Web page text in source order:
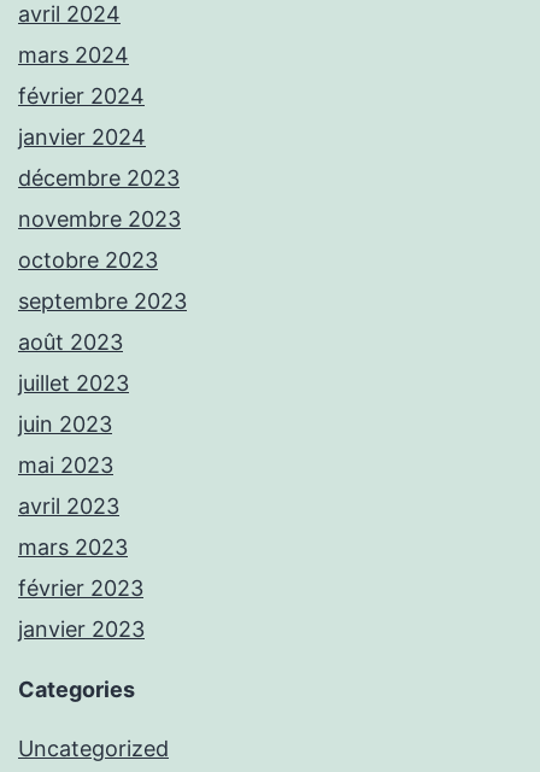
avril 2024
mars 2024
février 2024
janvier 2024
décembre 2023
novembre 2023
octobre 2023
septembre 2023
août 2023
juillet 2023
juin 2023
mai 2023
avril 2023
mars 2023
février 2023
janvier 2023
Categories
Uncategorized